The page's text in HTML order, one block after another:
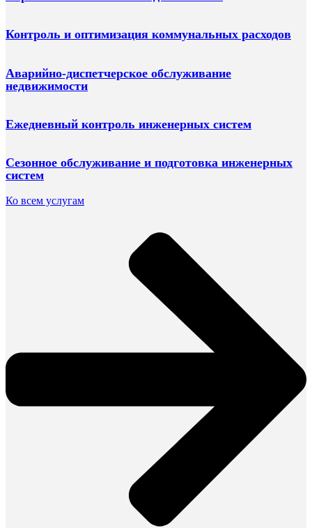
Контроль и оптимизация коммунальных расходов
Аварийно-диспетчерское обслуживание
недвижимости
Ежедневный контроль инженерных систем
Сезонное обслуживание и подготовка инженерных
систем
Ко всем услугам